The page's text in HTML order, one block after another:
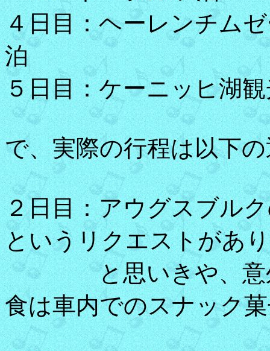
４日目：ヘーレンチム
泊
５日目：ケーニッヒ湖
で、実際の行程は以下
２日目：アウグスブル
というリクエストがあ
と思いきや、意外
食は車内でのスナック